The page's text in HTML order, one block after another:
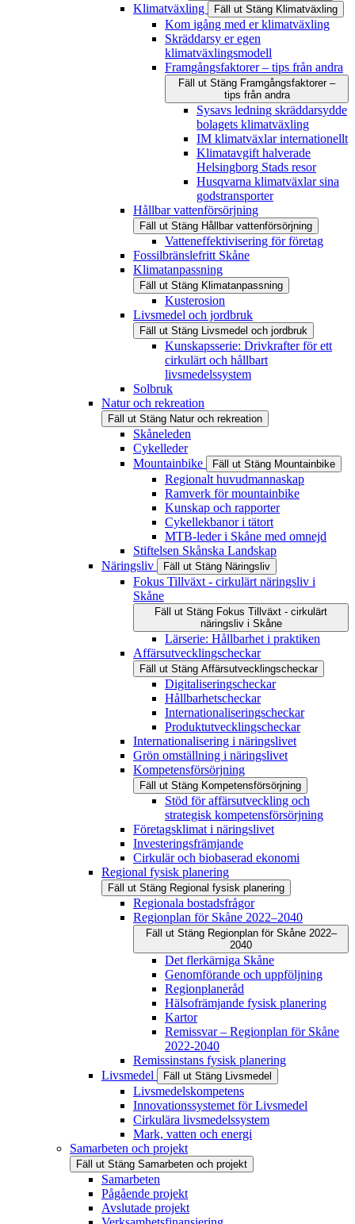
Klimatväxling Fäll ut Stäng Klimatväxling
Kom igång med er klimatväxling
Skräddarsy er egen
klimatväxlingsmodell
Framgångsfaktorer – tips från andra
Fäll ut Stäng Framgångsfaktorer –
tips från andra
Sysavs ledning skräddarsydde
bolagets klimatväxling
IM klimatväxlar internationellt
Klimatavgift halverade
Helsingborg Stads resor
Husqvarna klimatväxlar sina
godstransporter
Hållbar vattenförsörjning
Fäll ut Stäng Hållbar vattenförsörjning
Vatteneffektivisering för företag
Fossilbränslefritt Skåne
Klimatanpassning
Fäll ut Stäng Klimatanpassning
Kusterosion
Livsmedel och jordbruk
Fäll ut Stäng Livsmedel och jordbruk
Kunskapsserie: Drivkrafter för ett
cirkulärt och hållbart
livsmedelssystem
Solbruk
Natur och rekreation
Fäll ut Stäng Natur och rekreation
Skåneleden
Cykelleder
Mountainbike
Fäll ut Stäng Mountainbike
Regionalt huvudmannaskap
Ramverk för mountainbike
Kunskap och rapporter
Cykellekbanor i tätort
MTB-leder i Skåne med omnejd
Stiftelsen Skånska Landskap
Näringsliv
Fäll ut Stäng Näringsliv
Fokus Tillväxt - cirkulärt näringsliv i
Skåne
Fäll ut Stäng Fokus Tillväxt - cirkulärt
näringsliv i Skåne
Lärserie: Hållbarhet i praktiken
Affärsutvecklingscheckar
Fäll ut Stäng Affärsutvecklingscheckar
Digitaliseringscheckar
Hållbarhetscheckar
Internationaliseringscheckar
Produktutvecklingscheckar
Internationalisering i näringslivet
Grön omställning i näringslivet
Kompetensförsörjning
Fäll ut Stäng Kompetensförsörjning
Stöd för affärsutveckling och
strategisk kompetensförsörjning
Företagsklimat i näringslivet
Investeringsfrämjande
Cirkulär och biobaserad ekonomi
Regional fysisk planering
Fäll ut Stäng Regional fysisk planering
Regionala bostadsfrågor
Regionplan för Skåne 2022–2040
Fäll ut Stäng Regionplan för Skåne 2022–
2040
Det flerkärniga Skåne
Genomförande och uppföljning
Regionplaneråd
Hälsofrämjande fysisk planering
Kartor
Remissvar – Regionplan för Skåne
2022-2040
Remissinstans fysisk planering
Livsmedel
Fäll ut Stäng Livsmedel
Livsmedelskompetens
Innovationssystemet för Livsmedel
Cirkulära livsmedelssystem
Mark, vatten och energi
Samarbeten och projekt
Fäll ut Stäng Samarbeten och projekt
Samarbeten
Pågående projekt
Avslutade projekt